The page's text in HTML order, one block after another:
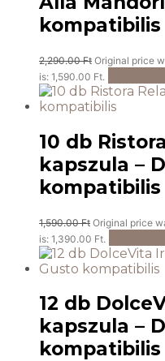
kompatibilis
2,290.00Ft Original price
is: 1,590.00 Ft.
10 db
kapszula –
kompatibilis
1,590.00Ft Original price
is: 1,390.00 Ft.
12 db
kapszula –
kompatibilis